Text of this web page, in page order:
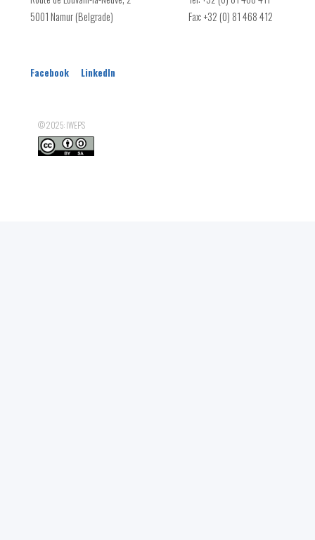
Subvention Plantation
PCDR
5001 Namur (Belgrade)
Fax: +32 (0) 81 468 412
Facebook LinkedIn
© 2025: IWEPS